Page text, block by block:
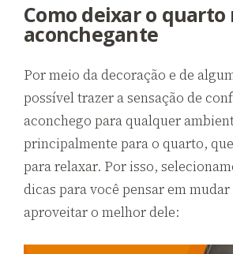
Como deixar o quarto
aconchegante
Por meio da decoração e de
possível trazer a sensação de
aconchego para qualquer
principalmente para o quarto,
para relaxar. Por isso,
dicas para você pensar em
aproveitar o melhor dele: